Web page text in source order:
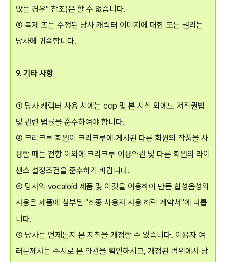
않는 경우" 참조)은 할 수 없습니다.
⑤ 복제 또는 수정된 당사 캐릭터 이미지에 대한 모든 권리는
당사에 귀속합니다.
9. 기타 사항
① 당사 캐릭터 사용 시에는 ccp 및 본 지침 외에도 저작권법
및 관련 법률을 준수하여야 합니다.
② 크리크루 회원이 크리크루에 게시된 다른 회원의 작품을 사
용할 때는 전항 이외에 크리크루 이용약관 및 다른 회원의 라이
센스 설정조건을 준수하기 바랍니다.
③ 당사의 vocaloid 제품 및 이것을 이용하여 만든 합성음성의
사용은 제품에 첨부된 "최종 사용자 사용 허락 계약서"에 따릅
니다.
④ 당사는 언제든지 본 지침을 개정할 수 있습니다. 이용자 여
러분께서는 수시로 본 약관을 확인하시고, 개정된 범위에서 당